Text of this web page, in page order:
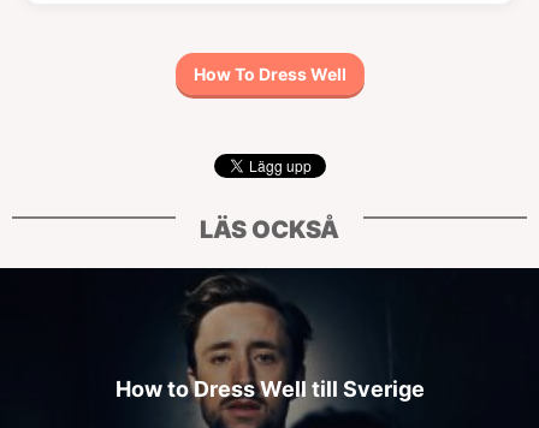
How To Dress Well
LÄS OCKSÅ
How to Dress Well till Sverige